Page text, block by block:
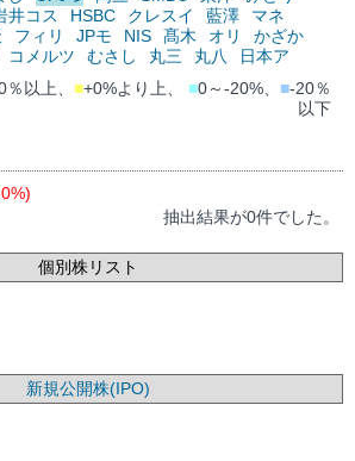
井コス HSBC クレスイ 藍澤
マネ
フィリ JPモ NIS 髙木 オリ
かざか
コメルツ むさし 丸三 丸八
日本ア
％以上、 ■+0%より上、 ■0～-20%、 ■-20％
以下
抽出結果が0件でした。
個別株リスト
新規公開株(IPO)